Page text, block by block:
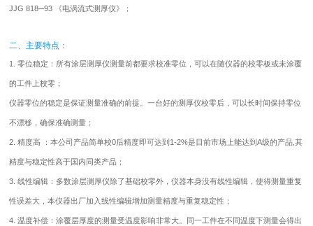
JJG 818─93 《电涡流式测厚仪》；
二、主要特点：
1. 零位稳定：所有涂层测厚仪测量前都要求校准零位，可以在随仪器的校零板或未涂覆
的工件上校零；
仪器零位的稳定是保证测量准确的前提。一台好的测厚仪校零后，可以长时间保持零位
不漂移，确保准确测量；
2. 精度高 ：本公司产品简单校0后精度即可达到1-2%是目前市场上能达到A级的产品,其
精度与稳定性高于国内同类产品；
3. 线性编辑：多数涂层测厚仪除了基础校零外，仪器本身没有线性编辑，使得测量重复
性误差大，本仪器出厂加入线性编辑增加测量精度与重复稳定性；
4. 温度补偿：涂覆层厚度的测量受温度影响非常大。同一工件在不同温度下测量会得出